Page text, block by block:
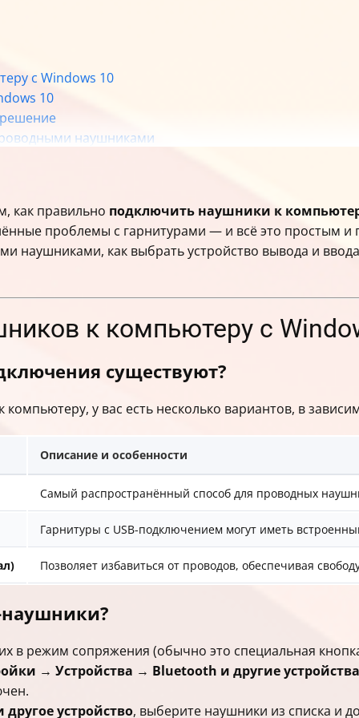
с Windows 10
10
наушниками
как правильно подключить наушники к
проблемы с гарнитурами — и всё это простым и
наушниками, как выбрать устройство вывода и ввода
к компьютеру с
существуют?
у вас есть несколько вариантов, в
Описание и особенности
Самый распространённый способ для проводных
Гарнитуры с USB-подключением могут иметь
Позволяет избавиться от проводов, обеспечивая
в режим сопряжения (обычно это специальная
→ Устройства → Bluetooth и другие устройства
устройство, выберите наушники из списка и